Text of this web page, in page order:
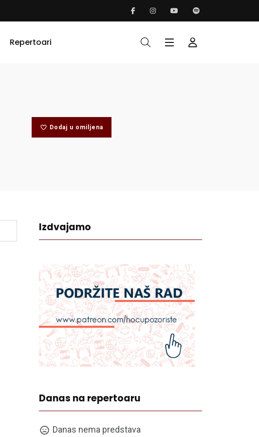
Repertoari
Dodaj u omiljena
Izdvajamo
Danas na repertoaru
Danas nema predstava